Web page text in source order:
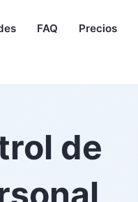
FAQ Precios
de